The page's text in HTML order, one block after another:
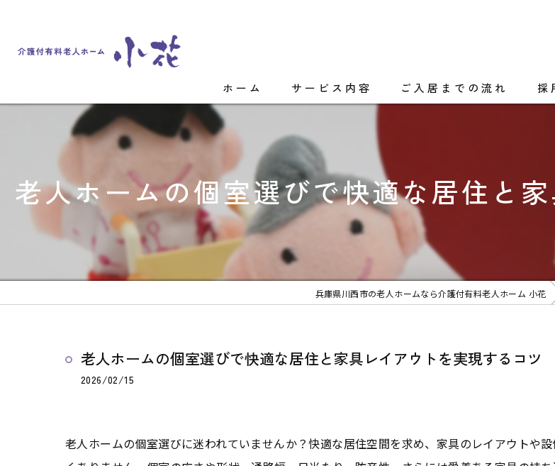
ホーム サービス内容 ご入居までの流れ 採
老人ホームの個室選びで快適な居住と
兵庫県川西市の老人ホームなら介護付有料老人ホーム 小花
老人ホームの個室選びで快適な居住と家具レイアウトを実現するコツ
2026/02/15
老人ホームの個室選びに迷われていませんか？快適な居住空間を求め、家具のレイアウトや